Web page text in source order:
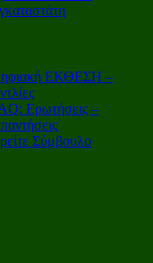
ΕΚΘΕΣΗ –
Ερωτήσεις –
Σύμβουλο